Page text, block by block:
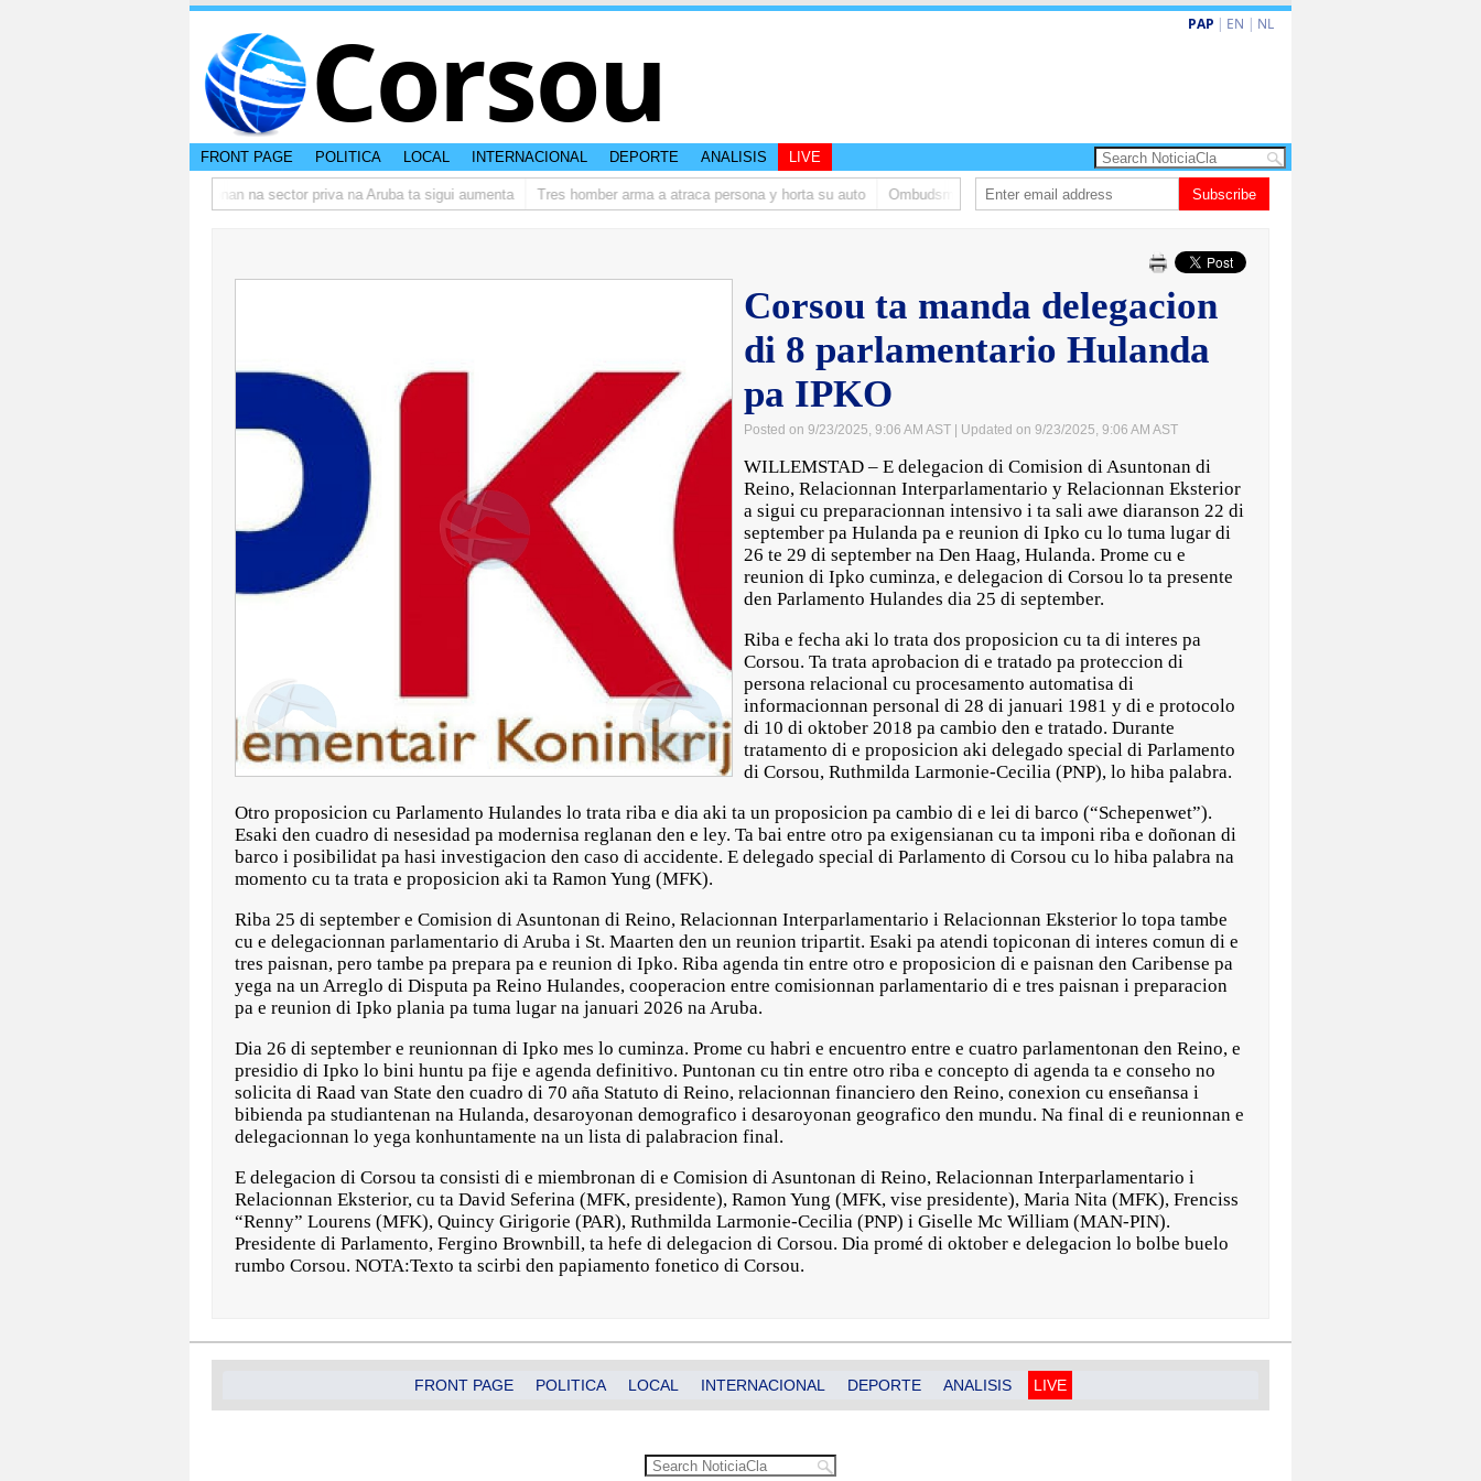
Corsou PAP | EN | NL
FRONT PAGE POLITICA LOCAL INTERNACIONAL DEPORTE ANALISIS LIVE
Prestamonan na sector priva na Aruba ta sigui aumenta Tres homber arma a atraca persona y horta su auto Ombudsman ta bishita barionan pa atende kehonan di ciudadano
Subscribe
Corsou ta manda delegacion
di 8 parlamentario Hulanda
pa IPKO
Posted on 9/23/2025, 9:06 AM AST | Updated on 9/23/2025, 9:06 AM AST
WILLEMSTAD – E delegacion di Comision di Asuntonan di
Reino, Relacionnan Interparlamentario y Relacionnan Eksterior
a sigui cu preparacionnan intensivo i ta sali awe diaranson 22 di
september pa Hulanda pa e reunion di Ipko cu lo tuma lugar di
26 te 29 di september na Den Haag, Hulanda. Prome cu e
reunion di Ipko cuminza, e delegacion di Corsou lo ta presente
den Parlamento Hulandes dia 25 di september.
Riba e fecha aki lo trata dos proposicion cu ta di interes pa
Corsou. Ta trata aprobacion di e tratado pa proteccion di
persona relacional cu procesamento automatisa di
informacionnan personal di 28 di januari 1981 y di e protocolo
di 10 di oktober 2018 pa cambio den e tratado. Durante
tratamento di e proposicion aki delegado special di Parlamento
di Corsou, Ruthmilda Larmonie-Cecilia (PNP), lo hiba palabra.
Otro proposicion cu Parlamento Hulandes lo trata riba e dia aki ta un proposicion pa cambio di e lei di barco (“Schepenwet”).
Esaki den cuadro di nesesidad pa modernisa reglanan den e ley. Ta bai entre otro pa exigensianan cu ta imponi riba e doñonan di
barco i posibilidat pa hasi investigacion den caso di accidente. E delegado special di Parlamento di Corsou cu lo hiba palabra na
momento cu ta trata e proposicion aki ta Ramon Yung (MFK).
Riba 25 di september e Comision di Asuntonan di Reino, Relacionnan Interparlamentario i Relacionnan Eksterior lo topa tambe
cu e delegacionnan parlamentario di Aruba i St. Maarten den un reunion tripartit. Esaki pa atendi topiconan di interes comun di e
tres paisnan, pero tambe pa prepara pa e reunion di Ipko. Riba agenda tin entre otro e proposicion di e paisnan den Caribense pa
yega na un Arreglo di Disputa pa Reino Hulandes, cooperacion entre comisionnan parlamentario di e tres paisnan i preparacion
pa e reunion di Ipko plania pa tuma lugar na januari 2026 na Aruba.
Dia 26 di september e reunionnan di Ipko mes lo cuminza. Prome cu habri e encuentro entre e cuatro parlamentonan den Reino, e
presidio di Ipko lo bini huntu pa fije e agenda definitivo. Puntonan cu tin entre otro riba e concepto di agenda ta e conseho no
solicita di Raad van State den cuadro di 70 aña Statuto di Reino, relacionnan financiero den Reino, conexion cu enseñansa i
bibienda pa studiantenan na Hulanda, desaroyonan demografico i desaroyonan geografico den mundu. Na final di e reunionnan e
delegacionnan lo yega konhuntamente na un lista di palabracion final.
E delegacion di Corsou ta consisti di e miembronan di e Comision di Asuntonan di Reino, Relacionnan Interparlamentario i
Relacionnan Eksterior, cu ta David Seferina (MFK, presidente), Ramon Yung (MFK, vise presidente), Maria Nita (MFK), Frenciss
“Renny” Lourens (MFK), Quincy Girigorie (PAR), Ruthmilda Larmonie-Cecilia (PNP) i Giselle Mc William (MAN-PIN).
Presidente di Parlamento, Fergino Brownbill, ta hefe di delegacion di Corsou. Dia promé di oktober e delegacion lo bolbe buelo
rumbo Corsou. NOTA:Texto ta scirbi den papiamento fonetico di Corsou.
FRONT PAGE POLITICA LOCAL INTERNACIONAL DEPORTE ANALISIS LIVE